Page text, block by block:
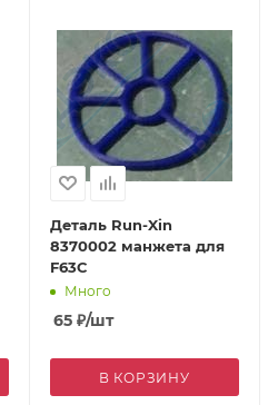
Деталь Run-Xin
8370002 манжета для
F63C
Много
65₽/шт
В КОРЗИНУ